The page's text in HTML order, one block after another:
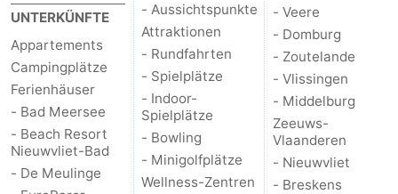
UNTERKÜNFTE
Appartements
Campingplätze
Ferienhäuser
- Bad Meersee
- Beach Resort
Nieuwvliet-Bad
- De Meulinge
- Aussichtspunkte
Attraktionen
- Rundfahrten
- Spielplätze
- Indoor-
Spielplätze
- Bowling
- Minigolfplätze
Wellness-Zentren
- Veere
- Domburg
- Zoutelande
- Vlissingen
- Middelburg
Zeeuws-
Vlaanderen
- Nieuwvliet
- Breskens